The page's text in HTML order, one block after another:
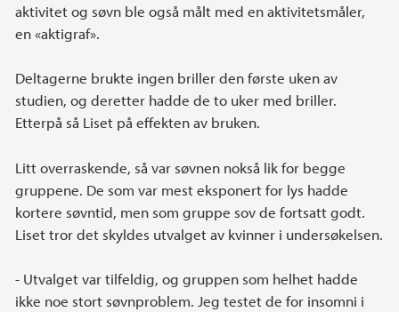
aktivitet og søvn ble også målt med en aktivitetsmåler,
en «aktigraf».
Deltagerne brukte ingen briller den første uken av
studien, og deretter hadde de to uker med briller.
Etterpå så Liset på effekten av bruken.
Litt overraskende, så var søvnen nokså lik for begge
gruppene. De som var mest eksponert for lys hadde
kortere søvntid, men som gruppe sov de fortsatt godt.
Liset tror det skyldes utvalget av kvinner i undersøkelsen.
- Utvalget var tilfeldig, og gruppen som helhet hadde
ikke noe stort søvnproblem. Jeg testet de for insomni i